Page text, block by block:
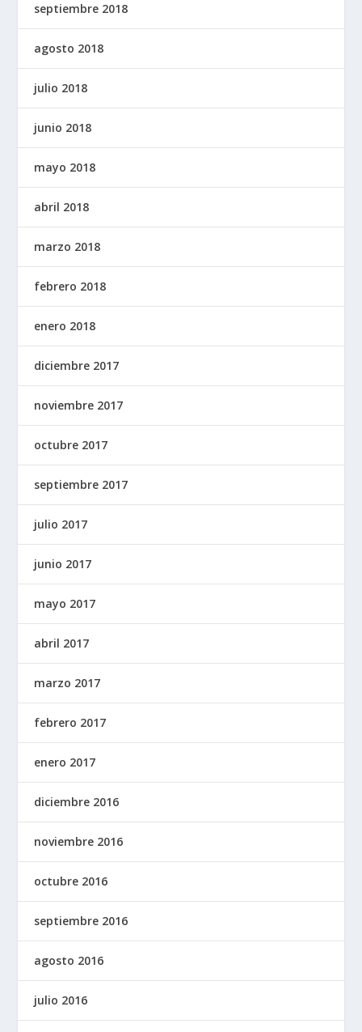
septiembre 2018
agosto 2018
julio 2018
junio 2018
mayo 2018
abril 2018
marzo 2018
febrero 2018
enero 2018
diciembre 2017
noviembre 2017
octubre 2017
septiembre 2017
julio 2017
junio 2017
mayo 2017
abril 2017
marzo 2017
febrero 2017
enero 2017
diciembre 2016
noviembre 2016
octubre 2016
septiembre 2016
agosto 2016
julio 2016